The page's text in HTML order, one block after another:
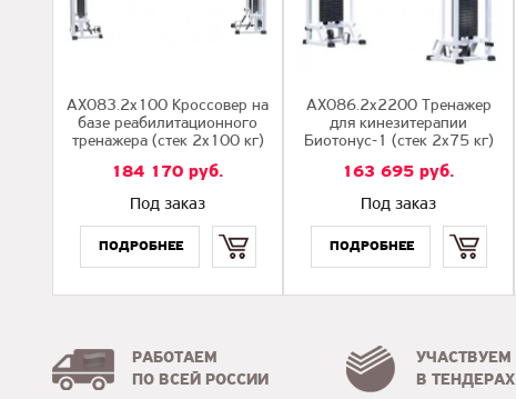
AX083.2х100 Кроссовер на
базе реабилитационного
тренажера (стек 2х100 кг)
184 170 руб.
Под заказ
AX086.2х2200 Тренажер
для кинезитерапии
Биотонус-1 (стек 2х75 кг)
163 695 руб.
Под заказ
РАБОТАЕМ
ПО ВСЕЙ РОССИИ
УЧАСТВУЕМ
В ТЕНДЕРАХ